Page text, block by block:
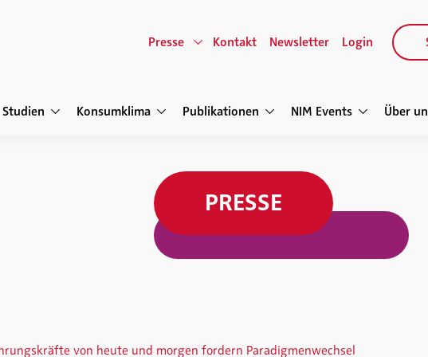
Studien Konsumklima Publikationen NIM Events Über
Presse Kontakt Newsletter Login
PRESSE
von heute und morgen fordern Paradigmenwechsel